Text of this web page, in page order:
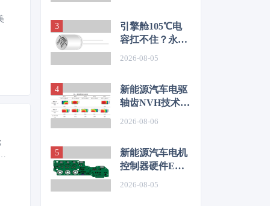
引擎舱105℃电
容扛不住？永铭
温振动失效难题
2026-08-05
新能源汽车电驱
轴齿NVH技术图
2026-08-06
新能源汽车电机
控制器硬件EMC
2026-08-05